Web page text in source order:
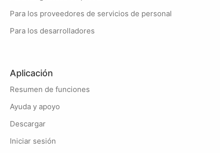
Para los proveedores de servicios de personal
Para los desarrolladores
Aplicación
Resumen de funciones
Ayuda y apoyo
Descargar
Iniciar sesión